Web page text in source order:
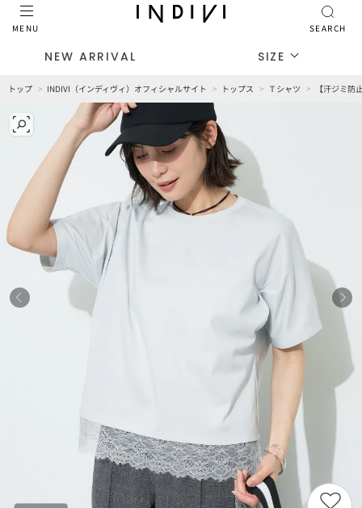
MENU SEARCH
NEW ARRIVAL SIZE
トップ INDIVI（インディヴィ）オフィシャルサイト トップス Ｔシャツ 【汗ジミ防